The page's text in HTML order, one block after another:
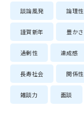
談論風発 論理性
謹賀新年 豊かさ
過剰性 達成感
長寿社会 関係性
雑談力 面談